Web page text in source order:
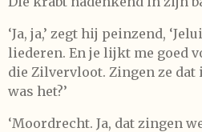
‘Ja, ja,’ zegt hij peinzend,
liederen. En je lijkt me goed
die Zilvervloot. Zingen ze
was het?’
‘Moordrecht. Ja, dat zingen we